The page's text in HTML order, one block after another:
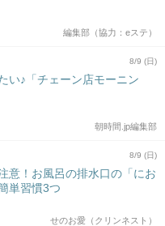
編集部（協力：eステ）
8/9 (日)
い♪「チェーン店モーニン
朝時間.jp編集部
8/9 (日)
意！お風呂の排水口の「にお
単習慣3つ
せのお愛（クリンネスト）